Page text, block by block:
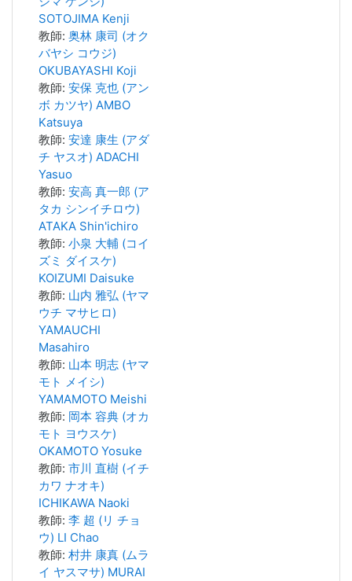
SOTOJIMA Kenji
教師: 奥林 康司 (オク
バヤシ コウジ)
OKUBAYASHI Koji
教師: 安保 克也 (アン
ボ カツヤ) AMBO
Katsuya
教師: 安達 康生 (アダ
チ ヤスオ) ADACHI
Yasuo
教師: 安高 真一郎 (ア
タカ シンイチロウ)
ATAKA Shin'ichiro
教師: 小泉 大輔 (コイ
ズミ ダイスケ)
KOIZUMI Daisuke
教師: 山内 雅弘 (ヤマ
ウチ マサヒロ)
YAMAUCHI
Masahiro
教師: 山本 明志 (ヤマ
モト メイシ)
YAMAMOTO Meishi
教師: 岡本 容典 (オカ
モト ヨウスケ)
OKAMOTO Yosuke
教師: 市川 直樹 (イチ
カワ ナオキ)
ICHIKAWA Naoki
教師: 李 超 (リ チョ
ウ) LI Chao
教師: 村井 康真 (ムラ
イ ヤスマサ) MURAI